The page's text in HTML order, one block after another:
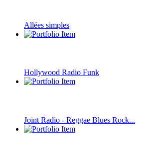
Allées simples
Hollywood Radio Funk
Joint Radio - Reggae Blues Rock...